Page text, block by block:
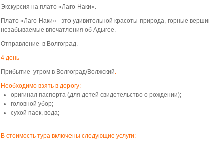
Экскурсия на плато «Лаго-Наки».
Плато «Лаго-Наки» - это удивительной красоты природа, горные
незабываемые впечатления об Адыгее.
Отправление в Волгоград.
4 день
Прибытие утром в Волгоград/Волжский.
Необходимо взять в дорогу:
оригинал паспорта (для детей свидетельство о рождении);
головной убор;
сухой паек, вода;
В стоимость тура включены следующие услуги: